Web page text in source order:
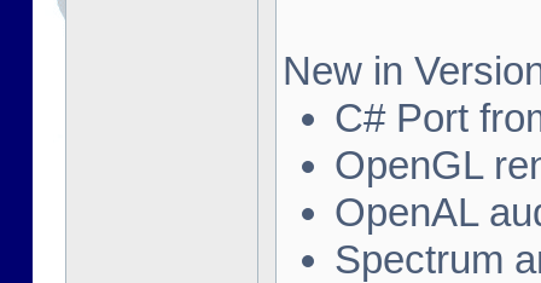
New in
C# Port
OpenGL
OpenAL
Spectrum